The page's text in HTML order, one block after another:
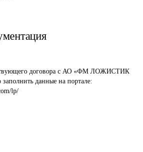
договора с АО «ФМ ЛОЖИСТИК
данные на портале:
lp/